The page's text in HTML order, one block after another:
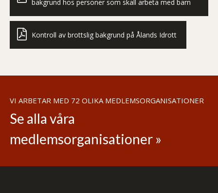
bakgrund hos personer som skall arbeta med barn
Kontroll av brottslig bakgrund på Ålands Idrott
VI ARBETAR MED 72 OLIKA MEDLEMSORGANISATIONER
Se alla våra
medlemsorganisationer »